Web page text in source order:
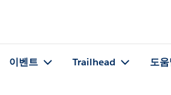
이벤트 Trailhead 도